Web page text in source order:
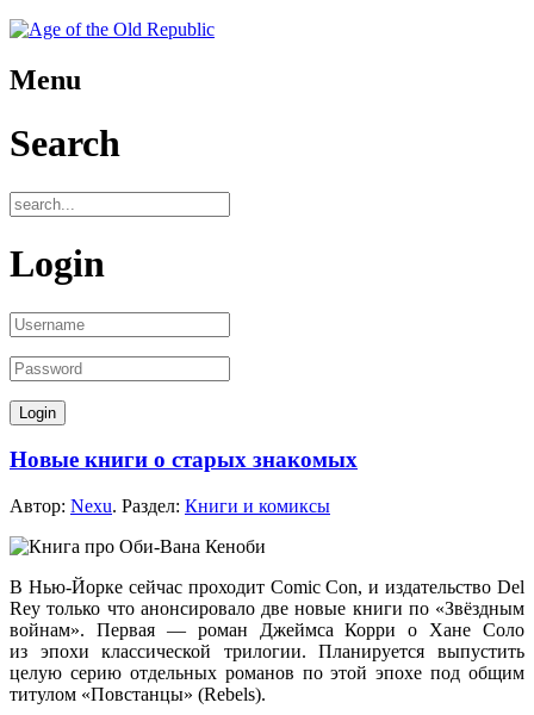
Menu
Search
Login
Новые книги о старых знакомых
Автор: Nexu. Раздел: Книги и комиксы
В Нью-Йоркесейчас проходит Comic Con,и издательство Del
Rey только что анонсировало две новые книги по «Звёздным
войнам». Первая —роман Джеймса Коррио Хане Соло
из эпохи классической трилогии. Планируется выпустить
целую серию отдельных романов по этой эпохе под общим
титулом «Повстанцы» (Rebels).